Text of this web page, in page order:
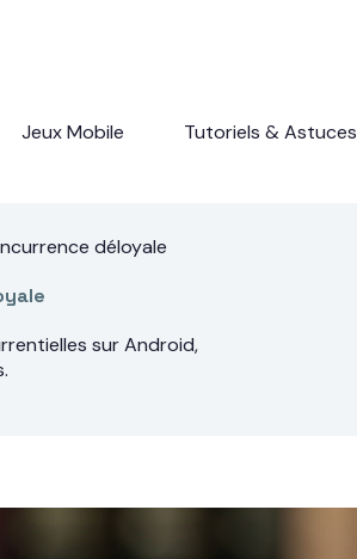
Jeux Mobile Tutoriels & Astuces
déloyale
sur Android,